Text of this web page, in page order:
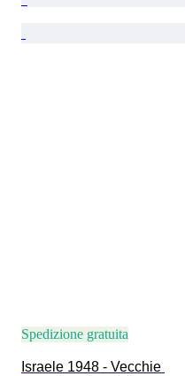
Spedizione gratuita
Israele 1948 - Vecchie